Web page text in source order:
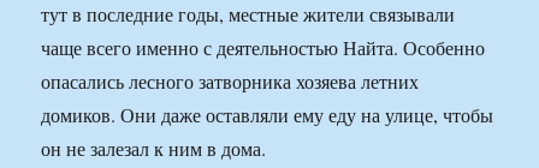
тут в последние годы, местные жители связывали
чаще всего именно с деятельностью Найта. Особенно
опасались лесного затворника хозяева летних
домиков. Они даже оставляли ему еду на улице, чтобы
он не залезал к ним в дома.